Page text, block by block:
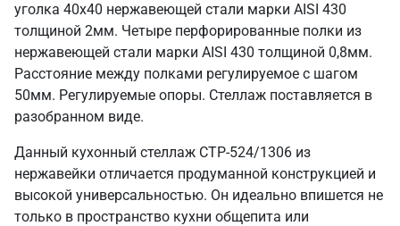
уголка 40х40 нержавеющей стали марки AISI 430
толщиной 2мм. Четыре перфорированные полки из
нержавеющей стали марки AISI 430 толщиной 0,8мм.
Расстояние между полками регулируемое с шагом
50мм. Регулируемые опоры. Стеллаж поставляется в
разобранном виде.
Данный кухонный стеллаж СТР-524/1306 из
нержавейки отличается продуманной конструкцией и
высокой универсальностью. Он идеально впишется не
только в пространство кухни общепита или